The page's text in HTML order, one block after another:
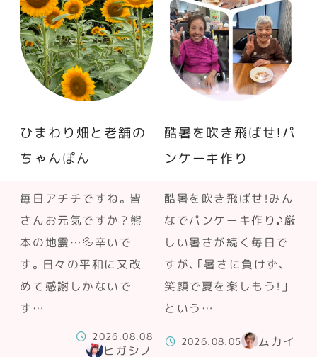
ひまわり畑と老舗の
ちゃんぽん
毎日アチチですね。皆
さんお元気ですか？熊
本の地震…💦辛いで
す。日々の平和に又改
めて感謝しかないで
す…
2026.08.08
ヒガシノ
酷暑を吹き飛ばせ！パ
ンケーキ作り
酷暑を吹き飛ばせ！みん
なでパンケーキ作り♪厳
しい暑さが続く毎日で
すが、「暑さに負けず、
笑顔で夏を楽しもう！」
という…
2026.08.05 ムカイ